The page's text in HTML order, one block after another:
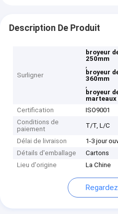
Description De Produit
Surligner
broyeur
250mm
,
broyeur
360mm
,
broyeur
Certification
ISO9001
Conditions de
paiement
T/T, L/C
Délai de livraison
1-3 jour
Détails d'emballage
Cartons
Lieu d'origine
La Chine